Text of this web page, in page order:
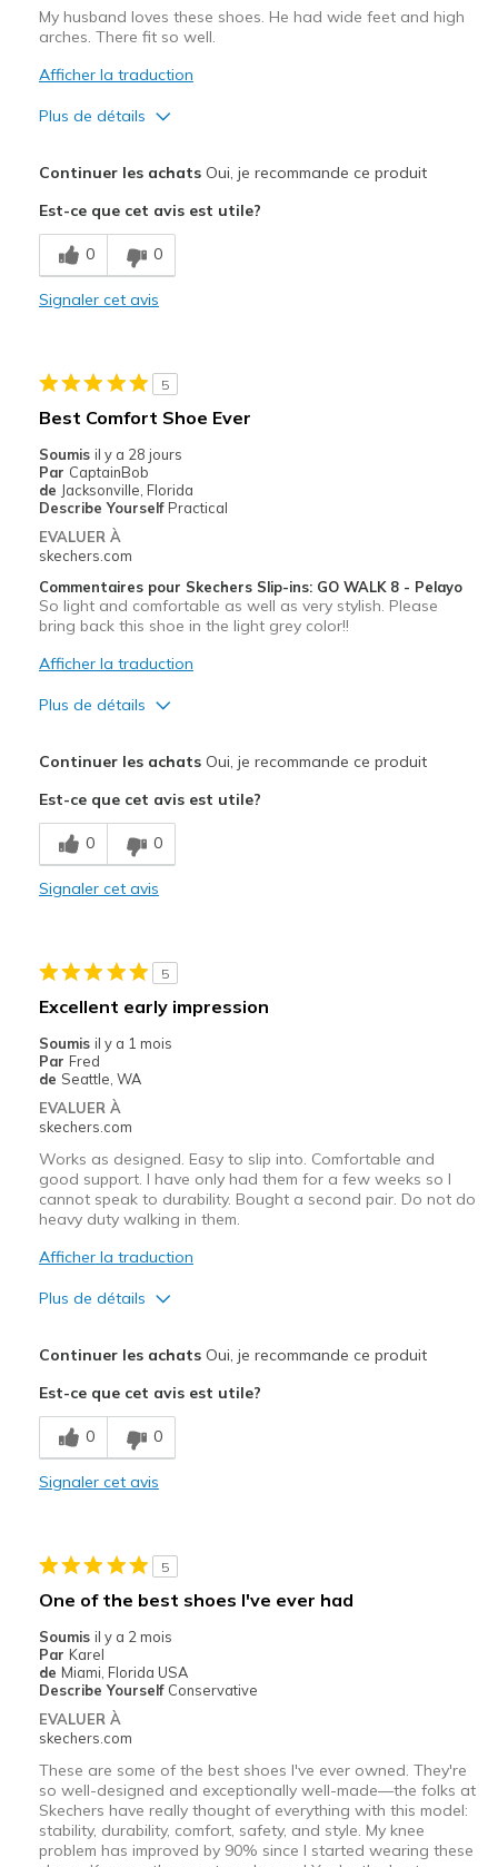
My husband loves these shoes. He had wide feet and high
arches. There fit so well.
Afficher la traduction
Plus de détails
Comfortable
Durable
View On Shoes
Shoes are for Wearing
Continuer les achatsOui, je recommande ce produit
Est-ce que cet avis est utile?
0 0
Signaler cet avis
5
Best Comfort Shoe Ever
Soumis il y a 28 jours
Par CaptainBob
de Jacksonville, Florida
Describe Yourself Practical
EVALUER À
skechers.com
Commentaires pour Skechers Slip-ins: GO WALK 8 - Pelayo
So light and comfortable as well as very stylish. Please
bring back this shoe in the light grey color!!
Afficher la traduction
Plus de détails
Breathe Well
Comfortable
Casual Wear
Width
Sizing
View On Shoes
Continuer les achatsOui, je recommande ce produit
Est-ce que cet avis est utile?
0 0
Signaler cet avis
5
Excellent early impression
Soumis il y a 1 mois
Par Fred
de Seattle, WA
EVALUER À
skechers.com
Works as designed. Easy to slip into. Comfortable and
good support. I have only had them for a few weeks so I
cannot speak to durability. Bought a second pair. Do not do
heavy duty walking in them.
Afficher la traduction
Plus de détails
Breathe Well
Comfortable
Casual Wear
Width
Sizing
Continuer les achatsOui, je recommande ce produit
Est-ce que cet avis est utile?
0 0
Signaler cet avis
5
One of the best shoes I've ever had
Soumis il y a 2 mois
Par Karel
de Miami, Florida USA
Describe Yourself Conservative
EVALUER À
skechers.com
These are some of the best shoes I've ever owned. They're
so well-designed and exceptionally well-made—the folks at
Skechers have really thought of everything with this model:
stability, durability, comfort, safety, and style. My knee
problem has improved by 90% since I started wearing these